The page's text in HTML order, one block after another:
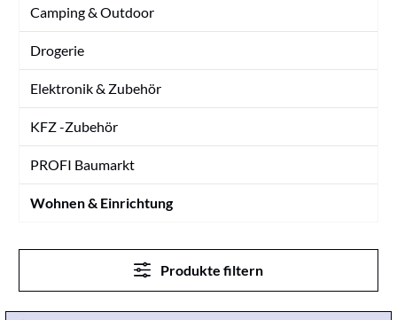
Camping & Outdoor
Drogerie
Elektronik & Zubehör
KFZ -Zubehör
PROFI Baumarkt
Wohnen & Einrichtung
Produkte filtern